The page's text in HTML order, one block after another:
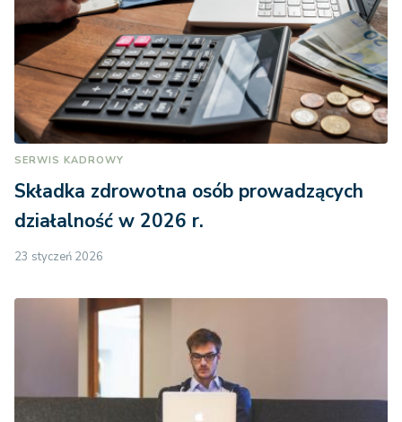
SERWIS KADROWY
Składka zdrowotna osób prowadzących
działalność w 2026 r.
23 styczeń 2026